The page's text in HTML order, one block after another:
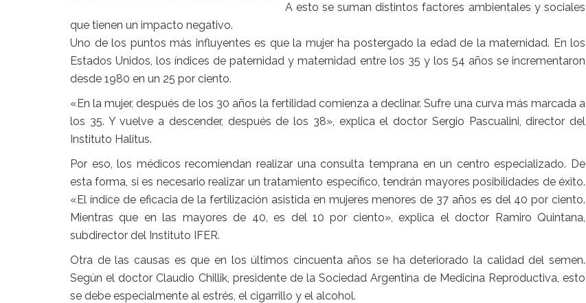
A esto se suman distintos factores ambientales y sociales
que tienen un impacto negativo.
Uno de los puntos más influyentes es que la mujer ha postergado la edad de la maternidad. En los
Estados Unidos, los índices de paternidad y maternidad entre los 35 y los 54 años se incrementaron
desde 1980 en un 25 por ciento.
«En la mujer, después de los 30 años la fertilidad comienza a declinar. Sufre una curva más marcada a
los 35. Y vuelve a descender, después de los 38», explica el doctor Sergio Pascualini, director del
Instituto Halitus.
Por eso, los médicos recomiendan realizar una consulta temprana en un centro especializado. De
esta forma, si es necesario realizar un tratamiento específico, tendrán mayores posibilidades de éxito.
«El índice de eficacia de la fertilización asistida en mujeres menores de 37 años es del 40 por ciento.
Mientras que en las mayores de 40, es del 10 por ciento», explica el doctor Ramiro Quintana,
subdirector del Instituto IFER.
Otra de las causas es que en los últimos cincuenta años se ha deteriorado la calidad del semen.
Según el doctor Claudio Chillik, presidente de la Sociedad Argentina de Medicina Reproductiva, esto
se debe especialmente al estrés, el cigarrillo y el alcohol.